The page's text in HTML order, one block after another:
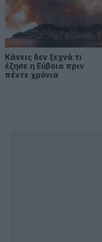
Αυξημένη ετοιμότητα
08.08.2026 | 17:00
Ρόδος: Έγραψαν
κράνος!
08.08.2026 | 16:40
Κάνεις δεν ξεχνά τι
έζησε η Εύβοια πριν
πέντε χρόνια